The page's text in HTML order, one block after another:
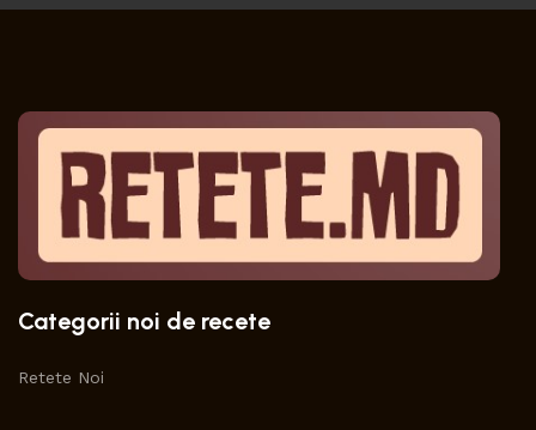
Categorii noi de recete
Retete Noi